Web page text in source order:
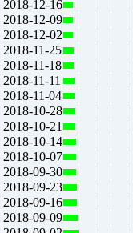
2018-12-16
2018-12-09
2018-12-02
2018-11-25
2018-11-18
2018-11-11
2018-11-04
2018-10-28
2018-10-21
2018-10-14
2018-10-07
2018-09-30
2018-09-23
2018-09-16
2018-09-09